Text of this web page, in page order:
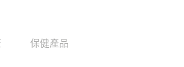
保健產品